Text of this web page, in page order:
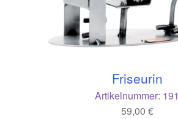
Friseurin
Artikelnummer: 191
59,00 €